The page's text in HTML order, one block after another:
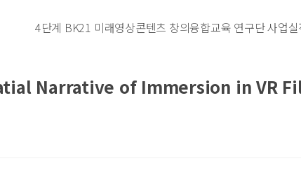
4단계 BK21 미래영상콘텐츠 창의융합교육 연구단 사업
Narrative of Immersion in VR